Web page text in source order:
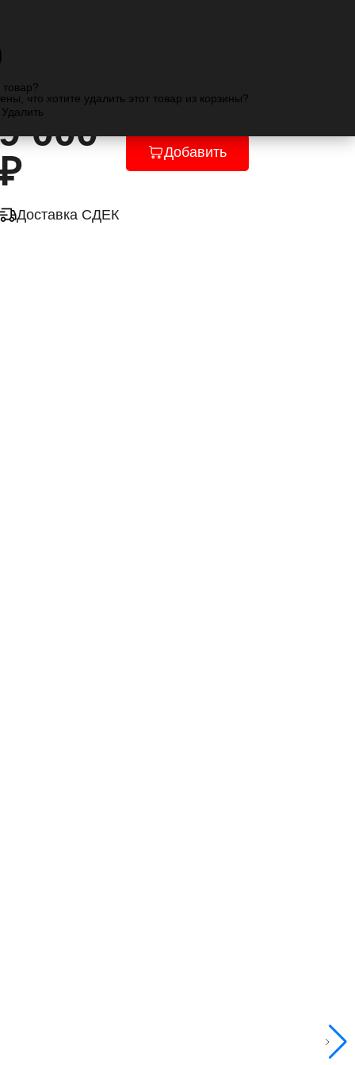
товар?
что хотите удалить этот товар из корзины?
Удалить000
Добавить
Доставка СДЕК